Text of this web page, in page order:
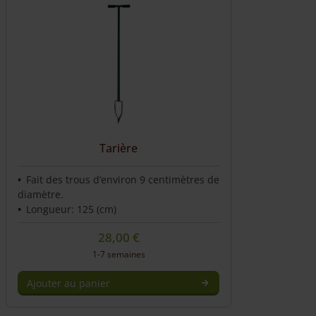
Tarière
Fait des trous d’environ 9 centimètres de
diamètre.
Longueur: 125 (cm)
28,00 €
1-7 semaines
Ajouter au panier